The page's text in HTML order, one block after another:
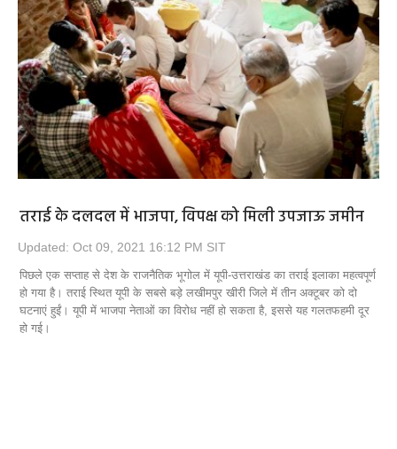
तराई के दलदल में भाजपा, विपक्ष को मिली उपजाऊ जमीन
Updated: Oct 09, 2021 16:12 PM SIT
पिछले एक सप्ताह से देश के राजनैतिक भूगोल में यूपी-उत्तराखंड का तराई इलाका महत्वपूर्ण
हो गया है। तराई स्थित यूपी के सबसे बड़े लखीमपुर खीरी जिले में तीन अक्टूबर को दो
घटनाएं हुईं। यूपी में भाजपा नेताओं का विरोध नहीं हो सकता है, इससे यह गलतफहमी दूर
हो गई।